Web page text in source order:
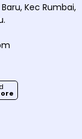
Kec Rumbai,